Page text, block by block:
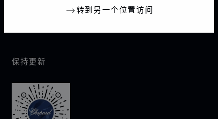
转到另一个位置访问
保持更新